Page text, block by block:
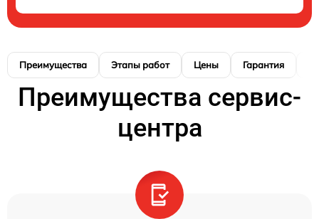
Преимущества Этапы работ Цены Гарантия
Преимущества сервис-
центра